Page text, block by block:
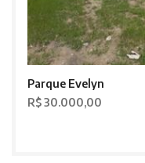
Parque Evelyn
R$ 30.000,00